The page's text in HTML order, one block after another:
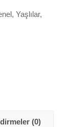
, Yaşlılar,
(0)